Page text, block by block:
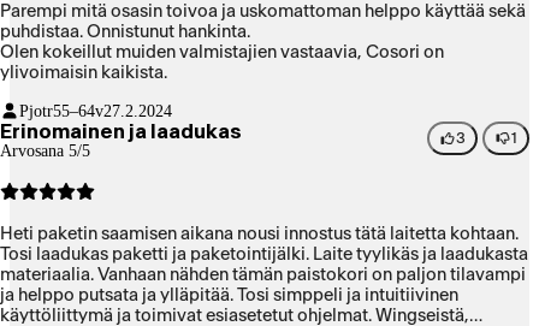
Parempi mitä osasin toivoa ja uskomattoman helppo käyttää sekä
puhdistaa. Onnistunut hankinta.
Olen kokeillut muiden valmistajien vastaavia, Cosori on
ylivoimaisin kaikista.
Pjotr55–64v27.2.2024
Erinomainen ja laadukas
Arvosana 5/5
3 1
Heti paketin saamisen aikana nousi innostus tätä laitetta kohtaan.
Tosi laadukas paketti ja paketointijälki. Laite tyylikäs ja laadukasta
materiaalia. Vanhaan nähden tämän paistokori on paljon tilavampi
ja helppo putsata ja ylläpitää. Tosi simppeli ja intuitiivinen
käyttöliittymä ja toimivat esiasetetut ohjelmat. Wingseistä,